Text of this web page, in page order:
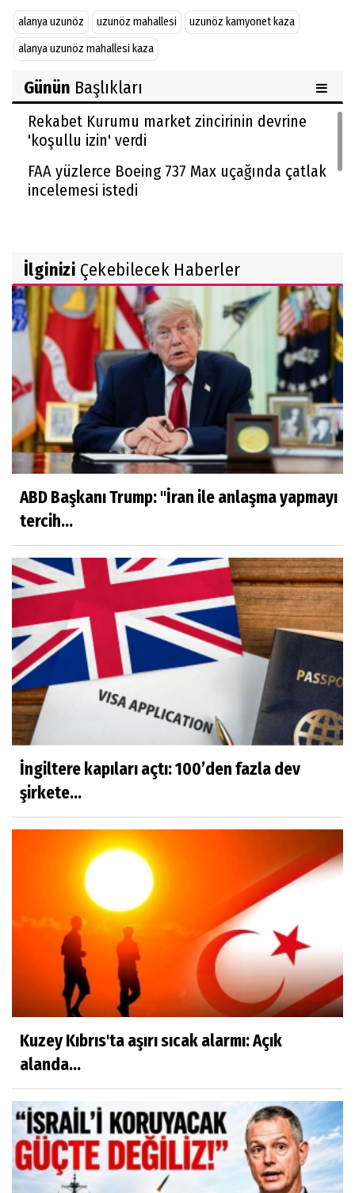
alanya uzunöz uzunöz mahallesi
uzunöz kamyonet kaza
alanya uzunöz mahallesi kaza
Günün Başlıkları
Rekabet Kurumu market zincirinin devrine
'koşullu izin' verdi
FAA yüzlerce Boeing 737 Max uçağında çatlak
incelemesi istedi
İlginizi Çekebilecek Haberler
ABD Başkanı Trump: "İran ile anlaşma yapmayı
tercih...
İngiltere kapıları açtı: 100’den fazla dev
şirkete...
Kuzey Kıbrıs'ta aşırı sıcak alarmı: Açık
alanda...